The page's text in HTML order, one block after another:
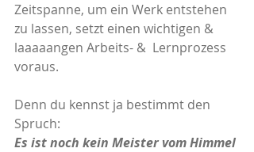
Zeitspanne, um ein Werk entstehen
zu lassen, setzt einen wichtigen &
laaaaangen Arbeits- &  Lernprozess
voraus.
Denn du kennst ja bestimmt den
Spruch:
Es ist noch kein Meister vom Himmel